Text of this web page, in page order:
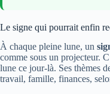
Le signe qui pourrait enfin
À chaque pleine lune, un
comme sous un projecteur.
lune ce jour-là. Ses thèmes
travail, famille, finances,